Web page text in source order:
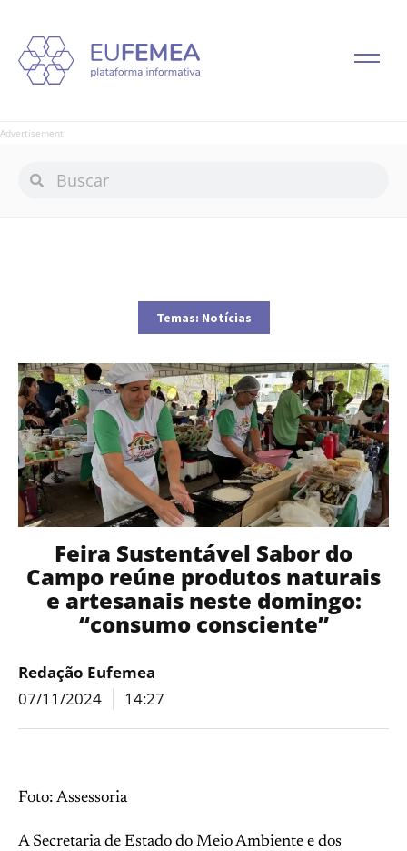
Advertisement
Temas: Notícias
Feira Sustentável Sabor do
Campo reúne produtos naturais
e artesanais neste domingo:
“consumo consciente”
Redação Eufemea
07/11/2024
14:27
Foto: Assessoria
A Secretaria de Estado do Meio Ambiente e dos